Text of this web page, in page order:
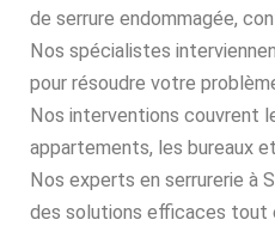
de serrure endommagée,
Nos spécialistes
pour résoudre votre
Nos interventions couvrent
appartements, les bureaux
Nos experts en serrurerie à
des solutions efficaces tout